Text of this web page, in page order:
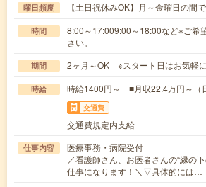
曜日頻度 【土日祝休みOK】月～金曜日の間
時間
8:00～17:009:00～18:00など※ご希
さい。
期間 2ヶ月～OK ※スタート日はお気軽
時給 時給1400円～ ■月収22.4万円～（
交通費
交通費規定内支給
仕事内容
医療事務・病院受付
／看護師さん、お医者さんの“縁の
仕事になります！＼▽具体的には…